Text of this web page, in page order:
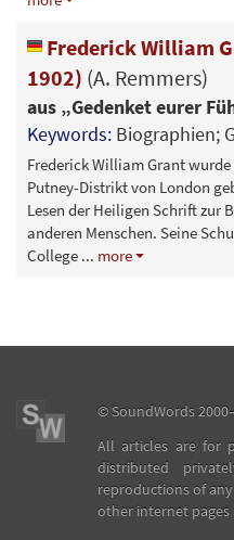
Frederick William
1902) (A. Remmers)
aus „Gedenket eurer
Keywords: Biographien;
Frederick William Grant
Putney-Distrikt von London
Lesen der Heiligen Schrift zur
anderen Menschen. Seine
College ... more
©SoundWords
All articles are for
distributed
reproductions of
other internet